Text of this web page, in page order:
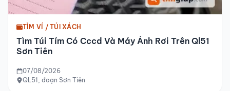
TÌM VÍ / TÚI XÁCH
Tìm Túi Tím Có Cccd Và Máy Ảnh Rơi Trên Ql51
Sơn Tiên
07/08/2026
QL51, đoạn Sơn Tiên